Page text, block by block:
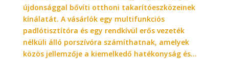
újdonsággal bővíti otthoni takarítóeszközeinek
kínálatát. A vásárlók egy multifunkciós
padlótisztítóra és egy rendkívül erős vezeték
nélküli álló porszívóra számíthatnak, amelyek
közös jellemzője a kiemelkedő hatékonyság és...